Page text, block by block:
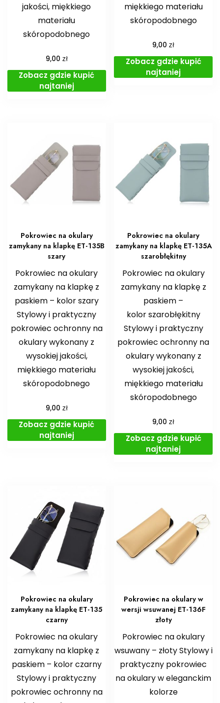
jakości, miękkiego
materiału
skóropodobnego
9,00 zł
Zobacz gdzie kupić
najtaniej
miękkiego materiału
skóropodobnego
9,00zł
Zobacz gdzie kupić
najtaniej
Pokrowiec na okulary
zamykany na klapkę ET-135B
szary
Pokrowiec na okulary
zamykany na klapkę z
paskiem – kolor szary
Stylowy i praktyczny
pokrowiec ochronny na
okulary wykonany z
wysokiej jakości,
miękkiego materiału
skóropodobnego
9,00 zł
Zobacz gdzie kupić
najtaniej
Pokrowiec na okulary
zamykany na klapkę ET-135A
szarobłękitny
Pokrowiec na okulary
zamykany na klapkę z
paskiem –
kolor szarobłękitny
Stylowy i praktyczny
pokrowiec ochronny na
okulary wykonany z
wysokiej jakości,
miękkiego materiału
skóropodobnego
9,00zł
Zobacz gdzie kupić
najtaniej
Pokrowiec na okulary
zamykany na klapkę ET-135
czarny
Pokrowiec na okulary
zamykany na klapkę z
paskiem – kolor czarny
Stylowy i praktyczny
pokrowiec ochronny na
Pokrowiec na okulary w
wersji wsuwanej ET-136F
złoty
Pokrowiec na okulary
wsuwany – złoty Stylowy i
praktyczny pokrowiec
na okulary w eleganckim
kolorze